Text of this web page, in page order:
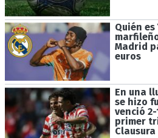
Quién es
Madrid
euros
En una
se hizo
venció
primer
Clausura